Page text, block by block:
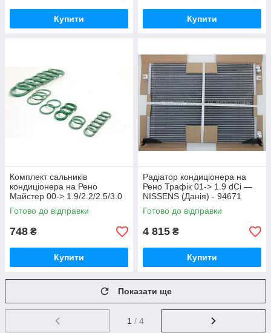
Купити Купити
Комплект сальників
кондиціонера на Рено
Майстер 00-> 1.9/2.2/2.5/3.0
dCi — FA1 (Польща) —
3418003
Готово до відправки
748 ₴
Купити
Радіатор кондиціонера на
Рено Трафік 01-> 1.9 dCi —
NISSENS (Данія) - 94671
Готово до відправки
4 815 ₴
Купити
Показати ще
1 / 4